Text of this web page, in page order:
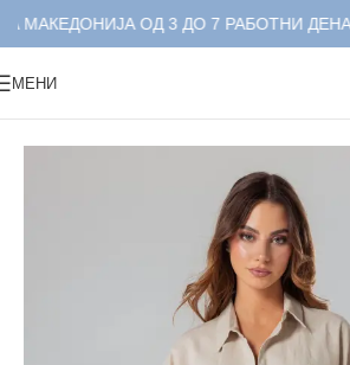
МАКЕДОНИЈА ОД 3 ДО 7 РАБОТНИ ДЕНА.
МЕНИ